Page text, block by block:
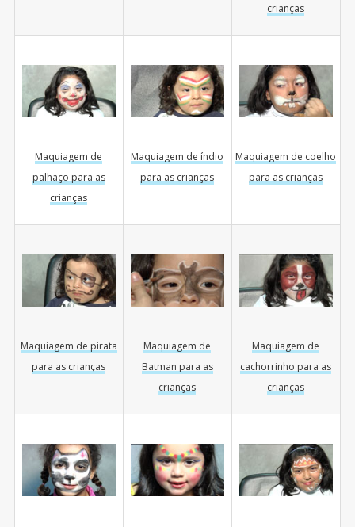
crianças
Maquiagem de
palhaço para as
crianças
Maquiagem de índio
para as crianças
Maquiagem de coelho
para as crianças
Maquiagem de pirata
para as crianças
Maquiagem de
Batman para as
crianças
Maquiagem de
cachorrinho para as
crianças